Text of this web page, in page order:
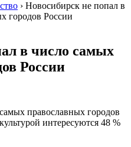
› Новосибирск не попал в
городов России
в число самых
России
православных городов
интересуются 48 %